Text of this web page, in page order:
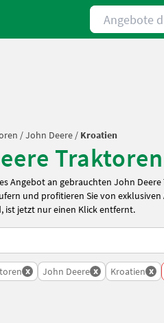
Angebote
/John Deere / Kroatien
Angebot an gebrauchten John
und profitieren Sie von
ist jetzt nur einen Klick entfernt.
x John Deere x Kroatien x